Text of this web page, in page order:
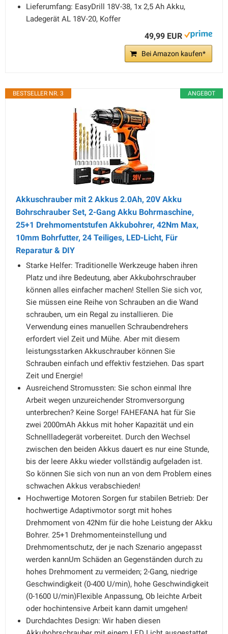
Lieferumfang: EasyDrill 18V-38, 1x 2,5 Ah Akku,
Ladegerät AL 18V-20, Koffer
49,99 EUR
Bei Amazon kaufen*
ANGEBOT
BESTSELLER NR. 3
Akkuschrauber mit 2 Akkus 2.0Ah, 20V Akku
Bohrschrauber Set, 2-Gang Akku Bohrmaschine,
25+1 Drehmomentstufen Akkubohrer, 42Nm Max,
10mm Bohrfutter, 24 Teiliges, LED-Licht, Für
Reparatur & DIY
Starke Helfer: Traditionelle Werkzeuge haben ihren
Platz und ihre Bedeutung, aber Akkubohrschrauber
können alles einfacher machen! Stellen Sie sich vor,
Sie müssen eine Reihe von Schrauben an die Wand
schrauben, um ein Regal zu installieren. Die
Verwendung eines manuellen Schraubendrehers
erfordert viel Zeit und Mühe. Aber mit diesem
leistungsstarken Akkuschrauber können Sie
Schrauben einfach und effektiv festziehen. Das spart
Zeit und Energie!
Ausreichend Stromussten: Sie schon einmal Ihre
Arbeit wegen unzureichender Stromversorgung
unterbrechen? Keine Sorge! FAHEFANA hat für Sie
zwei 2000mAh Akkus mit hoher Kapazität und ein
Schnellladegerät vorbereitet. Durch den Wechsel
zwischen den beiden Akkus dauert es nur eine Stunde,
bis der leere Akku wieder vollständig aufgeladen ist.
So können Sie sich von nun an von dem Problem eines
schwachen Akkus verabschieden!
Hochwertige Motoren Sorgen fur stabilen Betrieb: Der
hochwertige Adaptivmotor sorgt mit hohes
Drehmoment von 42Nm für die hohe Leistung der Akku
Bohrer. 25+1 Drehmomenteinstellung und
Drehmomentschutz, der je nach Szenario angepasst
werden kannUm Schäden an Gegenständen durch zu
hohes Drehmoment zu vermeiden; 2-Gang, niedrige
Geschwindigkeit (0-400 U/min), hohe Geschwindigkeit
(0-1600 U/min)Flexible Anpassung, Ob leichte Arbeit
oder hochintensive Arbeit kann damit umgehen!
Durchdachtes Design: Wir haben diesen